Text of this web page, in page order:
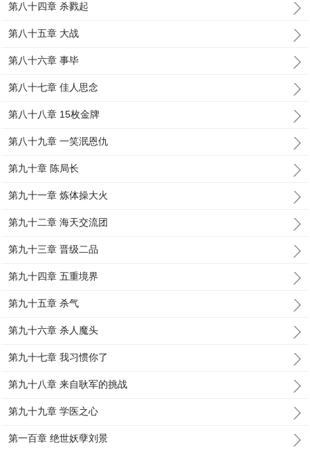
第八十四章 杀戮起
第八十五章 大战
第八十六章 事毕
第八十七章 佳人思念
第八十八章 15枚金牌
第八十九章 一笑泯恩仇
第九十章 陈局长
第九十一章 炼体操大火
第九十二章 海天交流团
第九十三章 晋级二品
第九十四章 五重境界
第九十五章 杀气
第九十六章 杀人魔头
第九十七章 我习惯你了
第九十八章 来自耿军的挑战
第九十九章 学医之心
第一百章 绝世妖孽刘景